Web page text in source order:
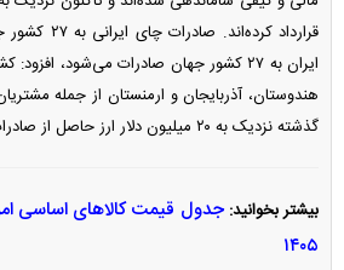
قرارداد
ایران به ۲۷ کشور جهان صادرات می‌شود،
هندوستان، آذربایجان و ارمنستان از جمله
گذشته نزدیک به ۲۰ میلیون دلار ارز حاصل از صادرات چای وارد کشور شد.
بیشتر بخوانید:
۱۴۰۵